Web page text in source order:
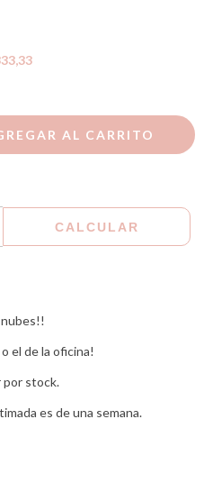
CALCULAR
el de la oficina!
por stock.
es de una semana.